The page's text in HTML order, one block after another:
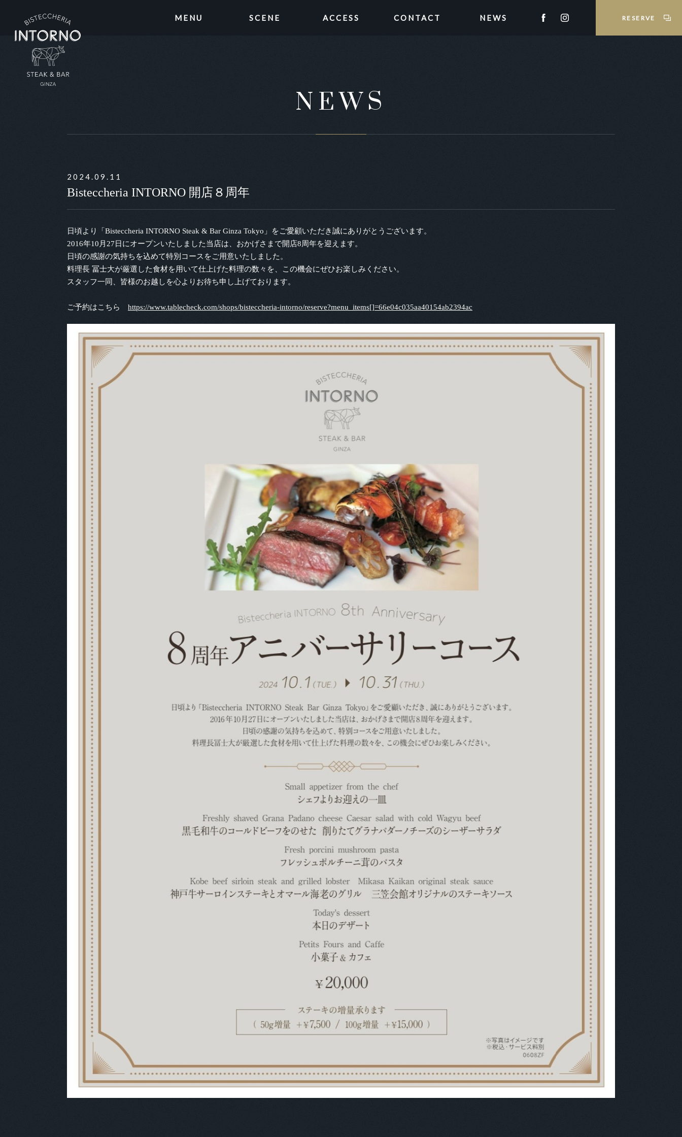
MENU SCENE ACCESS CONTACT NEWS RESERVE
NEWS
2024.09.11
Bisteccheria INTORNO 開店８周年
日頃より「Bisteccheria INTORNO Steak & Bar Ginza Tokyo」をご愛顧いただき誠にありがとうございます。
2016年10月27日にオープンいたしました当店は、おかげさまで開店8周年を迎えます。
日頃の感謝の気持ちを込めて特別コースをご用意いたしました。
料理長 冨士大が厳選した食材を用いて仕上げた料理の数々を、この機会にぜひお楽しみください。
スタッフ一同、皆様のお越しを心よりお待ち申し上げております。
ご予約はこちら https://www.tablecheck.com/shops/bisteccheria-intorno/reserve?menu_items[]=66e04c035aa40154ab2394ac